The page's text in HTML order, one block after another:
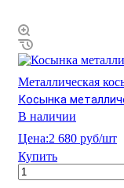
Металлическая
Косынка
В наличии
Цена:2 680 руб/шт
Купить